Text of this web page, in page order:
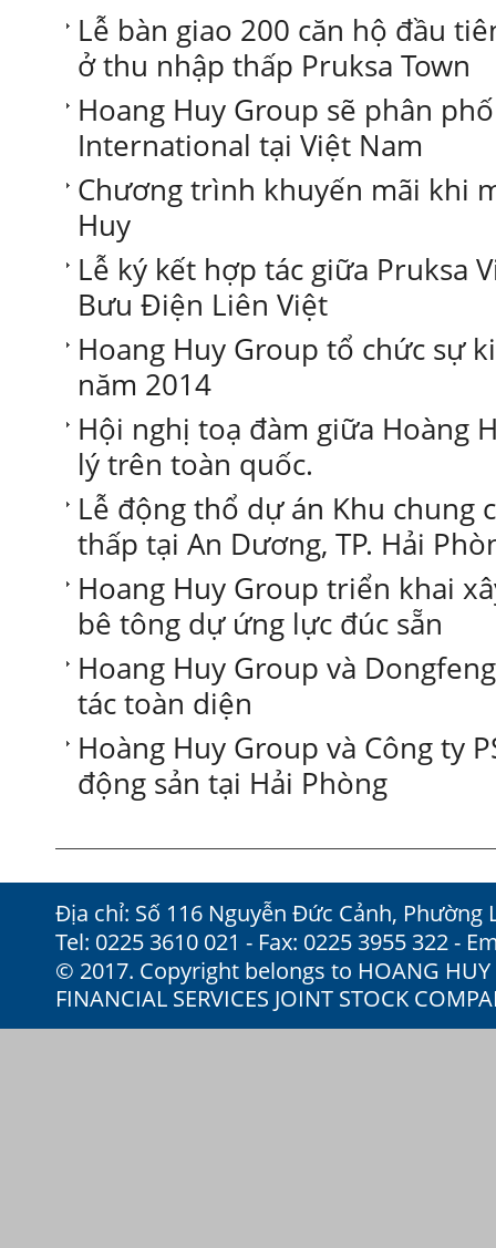
Lễ bàn giao 200 căn hộ đầu
ở thu nhập thấp Pruksa Town
Hoang Huy Group sẽ phân
International tại Việt Nam
Chương trình khuyến mãi khi
Huy
Lễ ký kết hợp tác giữa Pruksa
Bưu Điện Liên Việt
Hoang Huy Group tổ chức sự
năm 2014
Hội nghị toạ đàm giữa Hoàng
lý trên toàn quốc.
Lễ động thổ dự án Khu chung
thấp tại An Dương, TP. Hải
Hoang Huy Group triển khai
bê tông dự ứng lực đúc sẵn
Hoang Huy Group và
tác toàn diện
Hoàng Huy Group và Công ty
động sản tại Hải Phòng
Địa chỉ: Số 116 Nguyễn Đức Cảnh, Phường
Tel: 0225 3610 021 - Fax: 0225 3955 322 -
© 2017. Copyright belongs to HOANG HUY
FINANCIAL SERVICES JOINT STOCK